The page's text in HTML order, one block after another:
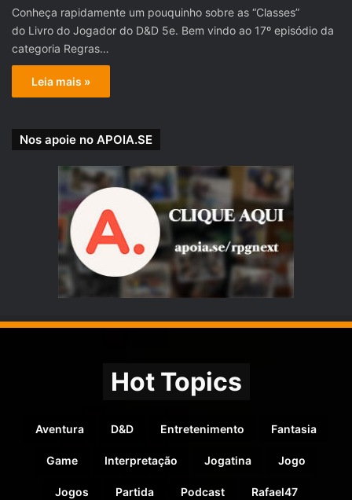
Conheça rapidamente um pouquinho sobre as “Classes”
do Livro do Jogador do D&D 5e. Bem vindo ao 17º episódio da
categoria Regras…
Leia mais »
Nos apoie no APOIA.SE
Hot Topics
Aventura D&D Entretenimento Fantasia
Game Interpretação Jogatina Jogo
Jogos Partida Podcast Rafael47